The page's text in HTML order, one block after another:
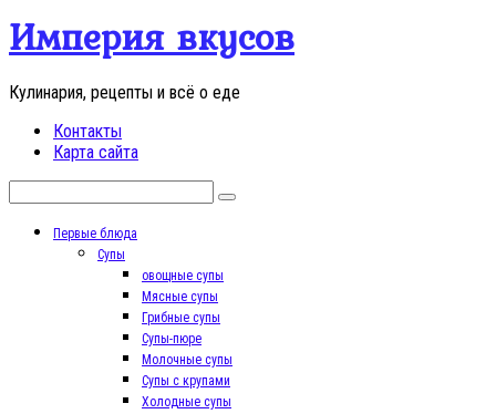
Перейти
контенту
Империя вкусов
Кулинария, рецепты и всё о еде
Контакты
Карта сайта
Первые блюда
Супы
овощные супы
Мясные супы
Грибные супы
Супы-пюре
Молочные супы
Супы с крупами
Холодные супы